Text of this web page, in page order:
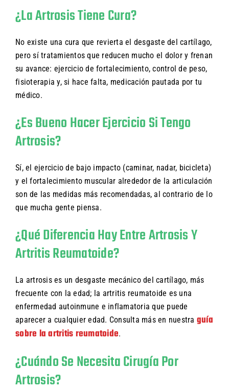
¿La Artrosis Tiene Cura?
No existe una cura que revierta el desgaste del cartílago,
pero sí tratamientos que reducen mucho el dolor y frenan
su avance: ejercicio de fortalecimiento, control de peso,
fisioterapia y, si hace falta, medicación pautada por tu
médico.
¿Es Bueno Hacer Ejercicio Si Tengo
Artrosis?
Sí, el ejercicio de bajo impacto (caminar, nadar, bicicleta)
y el fortalecimiento muscular alrededor de la articulación
son de las medidas más recomendadas, al contrario de lo
que mucha gente piensa.
¿Qué Diferencia Hay Entre Artrosis Y
Artritis Reumatoide?
La artrosis es un desgaste mecánico del cartílago, más
frecuente con la edad; la artritis reumatoide es una
enfermedad autoinmune e inflamatoria que puede
aparecer a cualquier edad. Consulta más en nuestra guía
sobre la artritis reumatoide.
¿Cuándo Se Necesita Cirugía Por
Artrosis?